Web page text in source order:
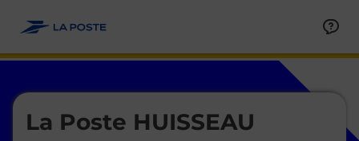
La Poste HUISSEAU
Le lien s'ouvre dans un nouvel onglet